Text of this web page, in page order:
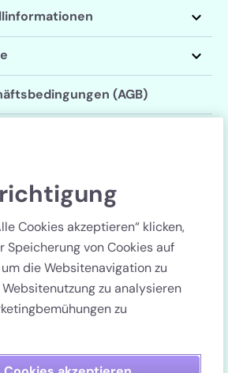
(AGB)
Cookies akzeptieren“ klicken,
Speicherung von Cookies auf
die Websitenavigation zu
zu analysieren
zu